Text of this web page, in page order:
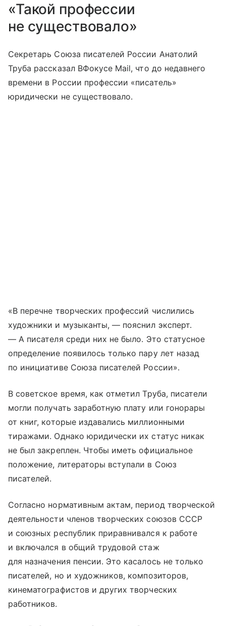
«Такой профессии
не существовало»
Секретарь Союза писателей России Анатолий
Труба рассказал ВФокусе Mail, что до недавнего
времени в России профессии «писатель»
юридически не существовало.
«В перечне творческих профессий числились
художники и музыканты, — пояснил эксперт.
— А писателя среди них не было. Это статусное
определение появилось только пару лет назад
по инициативе Союза писателей России».
В советское время, как отметил Труба, писатели
могли получать заработную плату или гонорары
от книг, которые издавались миллионными
тиражами. Однако юридически их статус никак
не был закреплен. Чтобы иметь официальное
положение, литераторы вступали в Союз
писателей.
Согласно нормативным актам, период творческой
деятельности членов творческих союзов СССР
и союзных республик приравнивался к работе
и включался в общий трудовой стаж
для назначения пенсии. Это касалось не только
писателей, но и художников, композиторов,
кинематографистов и других творческих
работников.